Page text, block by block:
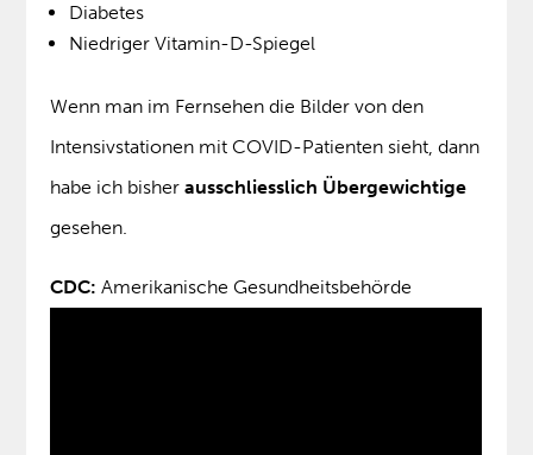
Diabetes
Niedriger Vitamin-D-Spiegel
Wenn man im Fernsehen die Bilder von den
Intensivstationen mit COVID-Patienten sieht, dann
habe ich bisherausschliesslich Übergewichtige
gesehen.
CDC: Amerikanische Gesundheitsbehörde